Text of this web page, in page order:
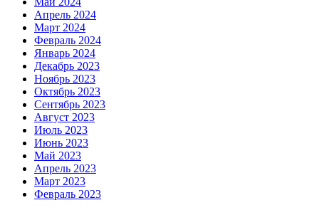
Апрель 2024
Март 2024
Февраль 2024
Январь 2024
Декабрь 2023
Ноябрь 2023
Октябрь 2023
Сентябрь 2023
Август 2023
Июль 2023
Июнь 2023
Май 2023
Апрель 2023
Март 2023
Февраль 2023